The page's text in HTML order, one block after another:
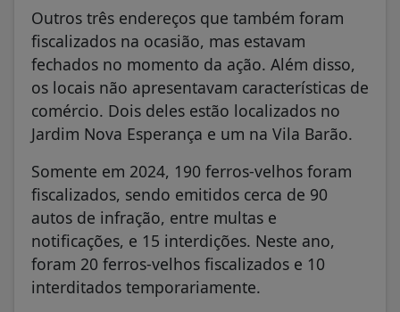
Outros três endereços que também foram
fiscalizados na ocasião, mas estavam
fechados no momento da ação. Além disso,
os locais não apresentavam características de
comércio. Dois deles estão localizados no
Jardim Nova Esperança e um na Vila Barão.
Somente em 2024, 190 ferros-velhos foram
fiscalizados, sendo emitidos cerca de 90
autos de infração, entre multas e
notificações, e 15 interdições. Neste ano,
foram 20 ferros-velhos fiscalizados e 10
interditados temporariamente.